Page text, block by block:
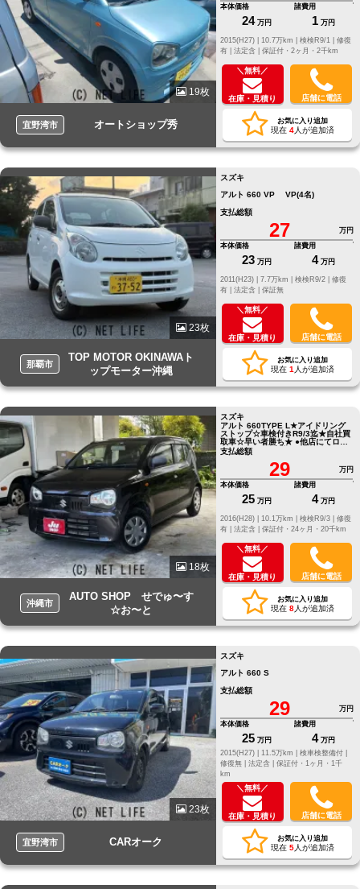
19枚
宜野湾市 オートショップ秀
本体価格
24 万円
諸費用
1 万円
修復
有 | 法定含 | 保証付・2ヶ月・2千km
＼無料／
在庫・見積り 店舗に電話
お気に入り追加
現在 4人が追加済
23枚
那覇市
TOP MOTOR OKINAWAト
ップモーター沖縄
スズキ
アルト 660 VP VP(4名)
支払総額
27
万円
本体価格
23 万円
諸費用
4 万円
修復
有 | 法定含 | 保証無
＼無料／
在庫・見積り 店舗に電話
お気に入り追加
現在 1 人が追加済
18枚
沖縄市
AUTO SHOP せでゅ〜す
☆お〜と
スズキ
アルト 660TYPE L★アイドリング
ストップ☆車検付きR9/3迄★自社買
取車☆早い者勝ち★ ●他店にてロー
ンNGだったお客様でもお気軽にご
相談ください●LINE ID[@805icatl]
支払総額
29
万円
本体価格
25 万円
諸費用
4 万円
修復
有 | 法定含 | 保証付・24ヶ月・20千km
＼無料／
在庫・見積り 店舗に電話
お気に入り追加
現在 8人が追加済
23枚
宜野湾市 CARオーク
スズキ
アルト 660 S
支払総額
29
万円
本体価格
25 万円
諸費用
4 万円
2015(H27) |
11.5万km |
検車検整備付 |
修復無 | 法定含 | 保証付・1ヶ月・1千
km
＼無料／
在庫・見積り 店舗に電話
お気に入り追加
現在 5人が追加済